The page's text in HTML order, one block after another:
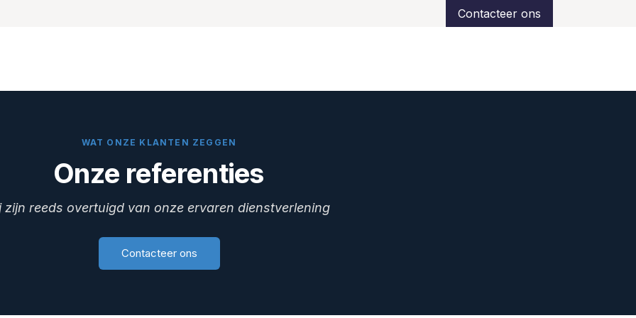
Contacteer ons
WAT ONZE KLANTEN ZEGGEN
Onze referenties
zijn reeds overtuigd van onze ervaren dienstverlening
Contacteer ons